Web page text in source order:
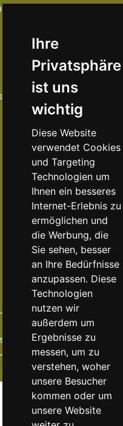
Ihre
Privatsphäre
ist uns
wichtig
Diese Website
verwendet Cookies
und Targeting
Technologien um
Ihnen ein besseres
Internet-Erlebnis zu
ermöglichen und
die Werbung, die
Sie sehen, besser
an Ihre Bedürfnisse
anzupassen. Diese
Technologien
nutzen wir
außerdem um
Ergebnisse zu
messen, um zu
verstehen, woher
unsere Besucher
kommen oder um
unsere Website
AGB
Datenschutz
FAQ